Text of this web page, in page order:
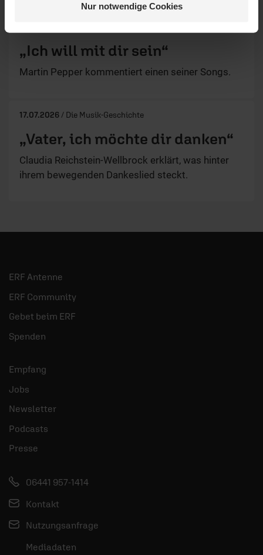
Nur notwendige Cookies
„Ich will mit dir sein“
Martin Pepper kommentiert einen seiner Songs.
17.07.2026 / Die Musik-Geschichte
„Vater, ich möchte dir danken“
Claudia Reichstein-Wellbrock erklärt, was hinter
ihrem bewegenden Dankeslied steckt.
ERF Antenne
ERF Community
Gebet beim ERF
Spenden
Empfang
Jobs
Newsletter
Podcasts
Presse
06441 957-1414
Kontakt
Nutzungsanfrage
Mediadaten